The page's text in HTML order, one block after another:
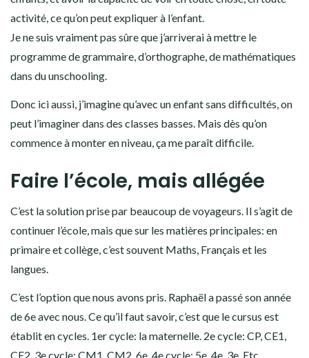
activité, ce qu’on peut expliquer à l’enfant.
Je ne suis vraiment pas sûre que j’arriverai à mettre le
programme de grammaire, d’orthographe, de mathématiques
dans du unschooling.
Donc ici aussi, j’imagine qu’avec un enfant sans difficultés, on
peut l’imaginer dans des classes basses. Mais dès qu’on
commence à monter en niveau, ça me paraît difficile.
Faire l’école, mais allégée
C’est la solution prise par beaucoup de voyageurs. Il s’agit de
continuer l’école, mais que sur les matières principales: en
primaire et collège, c’est souvent Maths, Français et les
langues.
C’est l’option que nous avons pris. Raphaël a passé son année
de 6e avec nous. Ce qu’il faut savoir, c’est que le cursus est
établit en cycles. 1er cycle: la maternelle. 2e cycle: CP, CE1,
CE2. 3e cycle: CM1, CM2, 6e. 4e cycle: 5e, 4e, 3e. Etc.